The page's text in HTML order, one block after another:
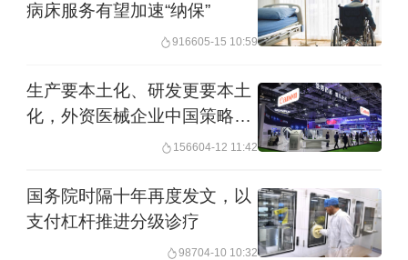
中国基层医疗卫生机构中，乡镇卫生院
33334个。基层医疗机构，承担着繁重的
任务。2024年，乡镇卫生院诊疗人次
13.8亿，比上年增加0.7亿人次。
到中国病患人数众多，各级医疗机构每
年都会产生海量影像数据。从应用场景
病床服务有望加速“纳保”
916605-15 10:59
生产要本土化、研发更要本土
化，外资医械企业中国策略再
156604-12 11:42
国务院时隔十年再度发文，以
支付杠杆推进分级诊疗
98704-10 10:32